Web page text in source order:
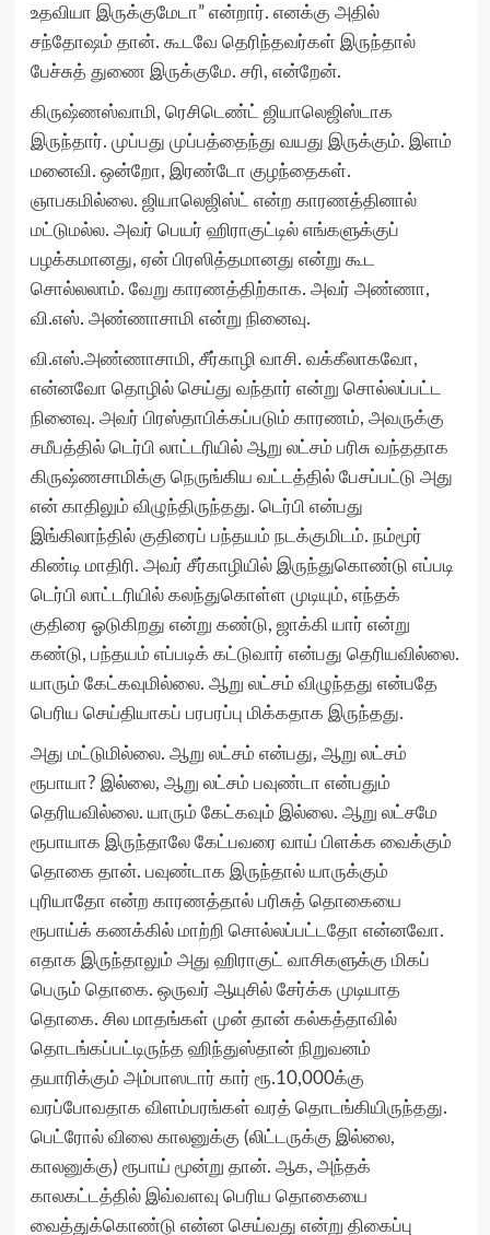
உதவியா இருக்குமேடா” என்றார். எனக்கு அதில்
சந்தோஷம் தான். கூடவே தெரிந்தவர்கள் இருந்தால்
பேச்சுத் துணை இருக்குமே. சரி, என்றேன்.
கிருஷ்ணஸ்வாமி, ரெசிடெண்ட் ஜியாலெஜிஸ்டாக
இருந்தார். முப்பது முப்பத்தைந்து வயது இருக்கும். இளம்
மனைவி. ஒன்றோ, இரண்டோ குழந்தைகள்.
ஞாபகமில்லை. ஜியாலெஜிஸ்ட் என்ற காரணத்தினால்
மட்டுமல்ல. அவர் பெயர் ஹிராகுட்டில் எங்களுக்குப்
பழக்கமானது, ஏன் பிரஸித்தமானது என்று கூட
சொல்லலாம். வேறு காரணத்திற்காக. அவர் அண்ணா,
வி.எஸ். அண்ணாசாமி என்று நினைவு.
வி.எஸ்.அண்ணாசாமி, சீர்காழி வாசி. வக்கீலாகவோ,
என்னவோ தொழில் செய்து வந்தார் என்று சொல்லப்பட்ட
நினைவு. அவர் பிரஸ்தாபிக்கப்படும் காரணம், அவருக்கு
சமீபத்தில் டெர்பி லாட்டரியில் ஆறு லட்சம் பரிசு வந்ததாக
கிருஷ்ணசாமிக்கு நெருங்கிய வட்டத்தில் பேசப்பட்டு அது
என் காதிலும் விழுந்திருந்தது. டெர்பி என்பது
இங்கிலாந்தில் குதிரைப் பந்தயம் நடக்குமிடம். நம்மூர்
கிண்டி மாதிரி. அவர் சீர்காழியில் இருந்துகொண்டு எப்படி
டெர்பி லாட்டரியில் கலந்துகொள்ள முடியும், எந்தக்
குதிரை ஓடுகிறது என்று கண்டு, ஜாக்கி யார் என்று
கண்டு, பந்தயம் எப்படிக் கட்டுவார் என்பது தெரியவில்லை.
யாரும் கேட்கவுமில்லை. ஆறு லட்சம் விழுந்தது என்பதே
பெரிய செய்தியாகப் பரபரப்பு மிக்கதாக இருந்தது.
அது மட்டுமில்லை. ஆறு லட்சம் என்பது, ஆறு லட்சம்
ரூபாயா? இல்லை, ஆறு லட்சம் பவுண்டா என்பதும்
தெரியவில்லை. யாரும் கேட்கவும் இல்லை. ஆறு லட்சமே
ரூபாயாக இருந்தாலே கேட்பவரை வாய் பிளக்க வைக்கும்
தொகை தான். பவுண்டாக இருந்தால் யாருக்கும்
புரியாதோ என்ற காரணத்தால் பரிசுத் தொகையை
ரூபாய்க் கணக்கில் மாற்றி சொல்லப்பட்டதோ என்னவோ.
எதாக இருந்தாலும் அது ஹிராகுட் வாசிகளுக்கு மிகப்
பெரும் தொகை. ஒருவர் ஆயுசில் சேர்க்க முடியாத
தொகை. சில மாதங்கள் முன் தான் கல்கத்தாவில்
தொடங்கப்பட்டிருந்த ஹிந்துஸ்தான் நிறுவனம்
தயாரிக்கும் அம்பாஸடார் கார் ரூ.10,000க்கு
வரப்போவதாக விளம்பரங்கள் வரத் தொடங்கியிருந்தது.
பெட்ரோல் விலை காலனுக்கு (லிட்டருக்கு இல்லை,
காலனுக்கு) ரூபாய் மூன்று தான். ஆக, அந்தக்
காலகட்டத்தில் இவ்வளவு பெரிய தொகையை
வைத்துக்கொண்டு என்ன செய்வது என்று திகைப்பு